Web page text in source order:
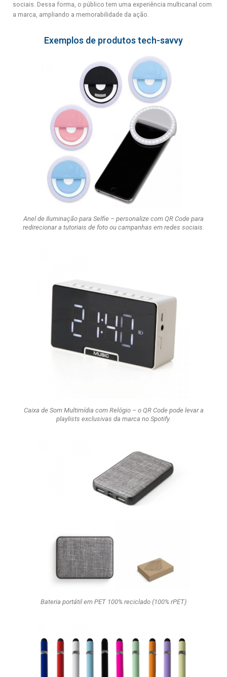
sociais. Dessa forma, o público tem uma experiência multicanal com
a marca, ampliando a memorabilidade da ação.
Exemplos de produtos tech-savvy
Anel de Iluminação para Selfie – personalize com QR Code para
redirecionar a tutoriais de foto ou campanhas em redes sociais.
Caixa de Som Multimídia com Relógio – o QR Code pode levar a
playlists exclusivas da marca no Spotify.
Bateria portátil em PET 100% reciclado (100% rPET)